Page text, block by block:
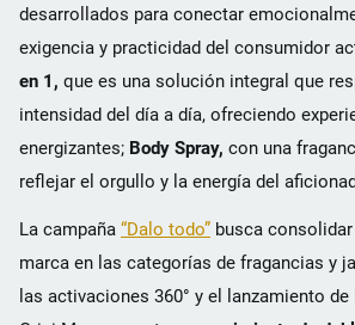
desarrollados para conectar
exigencia y practicidad del consumidor
en 1, que es una solución integral que
intensidad del día a día, ofreciendo
energizantes; Body Spray, con una
reflejar el orgullo y la energía del
La campaña “Dalo todo” busca
marca en las categorías de fragancias y
las activaciones 360° y el lanzamiento